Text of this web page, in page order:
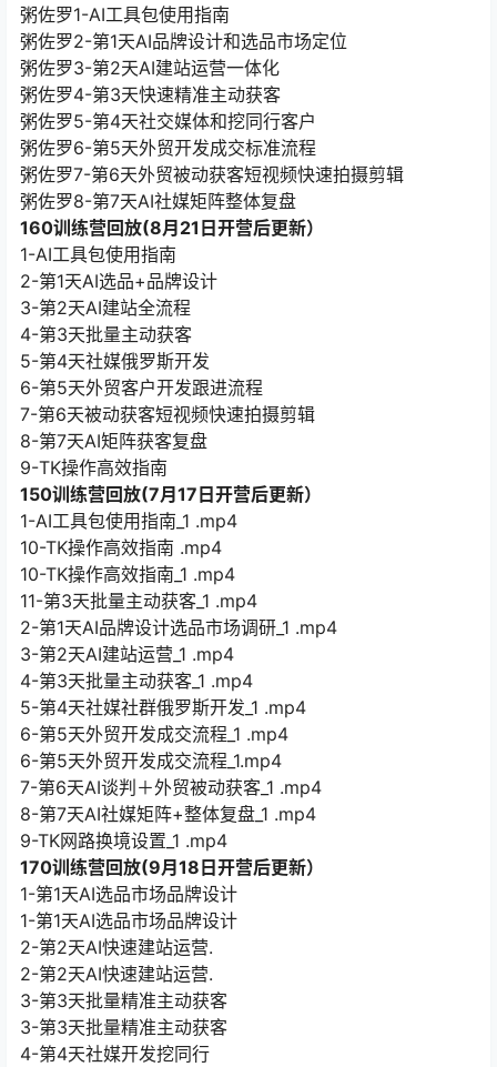
粥佐罗1-AI工具包使用指南
粥佐罗2-第1天AI品牌设计和选品市场定位
粥佐罗3-第2天AI建站运营一体化
粥佐罗4-第3天快速精准主动获客
粥佐罗5-第4天社交媒体和挖同行客户
粥佐罗6-第5天外贸开发成交标准流程
粥佐罗7-第6天外贸被动获客短视频快速拍摄剪辑
粥佐罗8-第7天AI社媒矩阵整体复盘
160训练营回放(8月21日开营后更新）
1-AI工具包使用指南
2-第1天AI选品+品牌设计
3-第2天AI建站全流程
4-第3天批量主动获客
5-第4天社媒俄罗斯开发
6-第5天外贸客户开发跟进流程
7-第6天被动获客短视频快速拍摄剪辑
8-第7天AI矩阵获客复盘
9-TK操作高效指南
150训练营回放(7月17日开营后更新）
1-AI工具包使用指南_1 .mp4
10-TK操作高效指南 .mp4
10-TK操作高效指南_1 .mp4
11-第3天批量主动获客_1 .mp4
2-第1天AI品牌设计选品市场调研_1 .mp4
3-第2天AI建站运营_1 .mp4
4-第3天批量主动获客_1 .mp4
5-第4天社媒社群俄罗斯开发_1 .mp4
6-第5天外贸开发成交流程_1 .mp4
6-第5天外贸开发成交流程_1.mp4
7-第6天AI谈判＋外贸被动获客_1 .mp4
8-第7天AI社媒矩阵+整体复盘_1 .mp4
9-TK网路换境设置_1 .mp4
170训练营回放(9月18日开营后更新）
1-第1天AI选品市场品牌设计
1-第1天AI选品市场品牌设计
2-第2天AI快速建站运营.
2-第2天AI快速建站运营.
3-第3天批量精准主动获客
3-第3天批量精准主动获客
4-第4天社媒开发挖同行